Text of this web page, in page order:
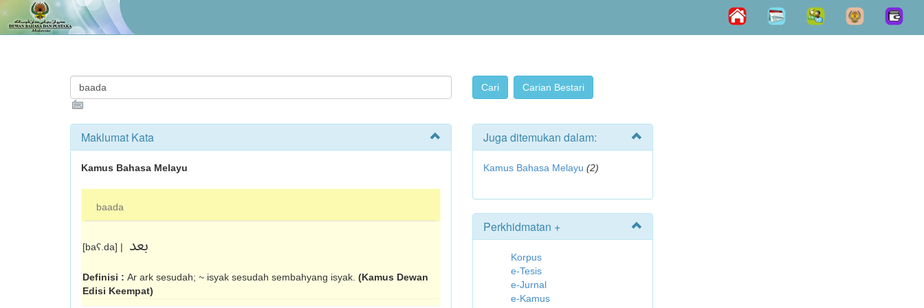
Maklumat Kata
Kamus Bahasa Melayu
baada
[baʕ.da] | بعد
Definisi : Ar ark sesudah; ~ isyak sesudah sembahyang isyak. (Kamus Dewan
Edisi Keempat)
Juga ditemukan dalam:
Kamus Bahasa Melayu (2)
Perkhidmatan +
Korpus
e-Tesis
e-Jurnal
e-Kamus